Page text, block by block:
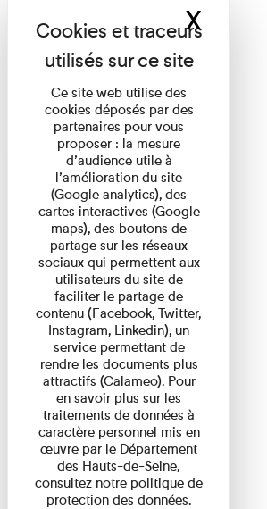
Ce site web utilise des
cookies déposés par des
partenaires pour vous
proposer : la mesure
d’audience utile à
l’amélioration du site
(Google analytics), des
cartes interactives (Google
maps), des boutons de
partage sur les réseaux
sociaux qui permettent aux
utilisateurs du site de
faciliter le partage de
contenu (Facebook, Twitter,
Instagram, Linkedin), un
service permettant de
rendre les documents plus
attractifs (Calameo). Pour
en savoir plus sur les
traitements de données à
caractère personnel mis en
œuvre par le Département
des Hauts-de-Seine,
consultez notre politique de
protection des données.
X